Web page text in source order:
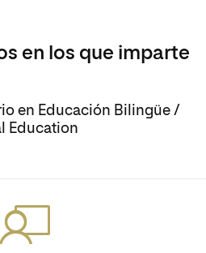
en los que imparte
en Educación Bilingüe /
Education